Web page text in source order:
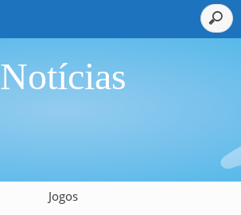
Notícias
Jogos